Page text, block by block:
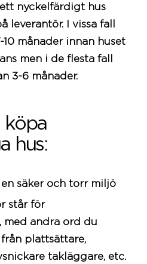
nyckelfärdigt hus
leverantör. I vissa fall
månader innan huset
men i de flesta fall
3-6 månader.
köpa
hus:
säker och torr miljö
står för
med andra ord du
plattsättare,
takläggare, etc.